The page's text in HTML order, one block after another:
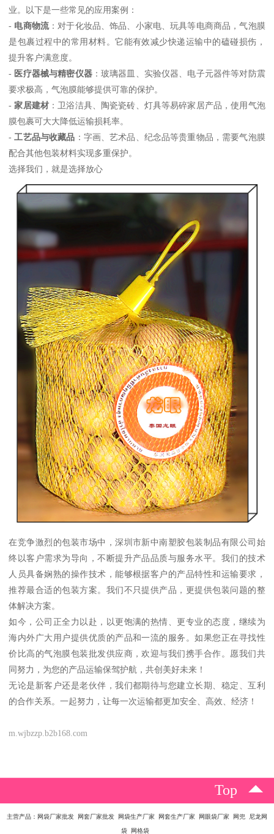
业。以下是一些常见的应用案例：
- 电商物流：对于化妆品、饰品、小家电、玩具等电商商品，气泡膜
是包裹过程中的常用材料。它能有效减少快递运输中的磕碰损伤，
提升客户满意度。
- 医疗器械与精密仪器：玻璃器皿、实验仪器、电子元器件等对防震
要求极高，气泡膜能够提供可靠的保护。
-家居建材 ：卫浴洁具、陶瓷瓷砖、灯具等易碎家居产品，使用气泡
膜包裹可大大降低运输损耗率。
-工艺品与收藏品 ：字画、艺术品、纪念品等贵重物品，需要气泡膜
配合其他包装材料实现多重保护。
选择我们，就是选择放心
在竞争激烈的包装市场中，深圳市新中南塑胶包装制品有限公司始
终以客户需求为导向，不断提升产品品质与服务水平。我们的技术
人员具备娴熟的操作技术，能够根据客户的产品特性和运输要求，
推荐最合适的包装方案。我们不只提供产品，更提供包装问题的整
体解决方案。
如今，公司正全力以赴，以更饱满的热情、更专业的态度，继续为
海内外广大用户提供优质的产品和一流的服务。如果您正在寻找性
价比高的气泡膜包装批发供应商，欢迎与我们携手合作。愿我们共
同努力，为您的产品运输保驾护航，共创美好未来！
无论是新客户还是老伙伴，我们都期待与您建立长期、稳定、互利
的合作关系。一起努力，让每一次运输都更加安全、高效、经济！
m.wjbzzp.b2b168.com
Top
主营产品：网袋厂家批发 网套厂家批发 网袋生产厂家 网套生产厂家 网眼袋厂家 网兜 尼龙网
袋 网格袋